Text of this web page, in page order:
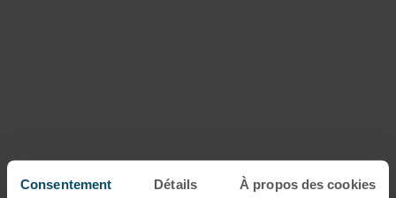
Consentement Détails À propos des cookies